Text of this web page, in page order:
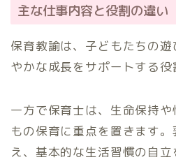
主な仕事内容と役割の違い
保育教諭は、子どもたちの
やかな成長をサポートする役
一方で保育士は、生命保持
もの保育に重点を置きます
え、基本的な生活習慣の自